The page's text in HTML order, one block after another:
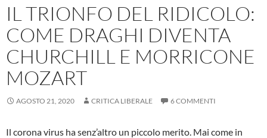
IL TRIONFO DEL RIDICOLO:
COME DRAGHI DIVENTA
CHURCHILL E MORRICONE
MOZART
AGOSTO 21, 2020 CRITICA LIBERALE 6 COMMENTI
Il corona virus ha senz’altro un piccolo merito. Mai come in